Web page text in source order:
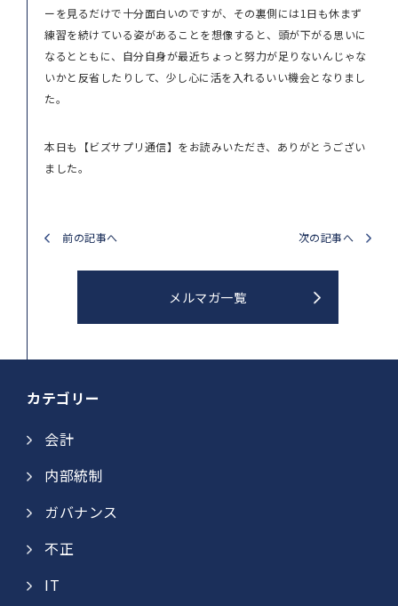
ーを見るだけで十分面白いのですが、その裏側には1日も休まず
練習を続けている姿があることを想像すると、頭が下がる思いに
なるとともに、自分自身が最近ちょっと努力が足りないんじゃな
いかと反省したりして、少し心に活を入れるいい機会となりまし
た。
本日も【ビズサプリ通信】をお読みいただき、ありがとうござい
ました。
前の記事へ
メルマガ一覧
次の記事へ
カテゴリー
会計
内部統制
ガバナンス
不正
IT